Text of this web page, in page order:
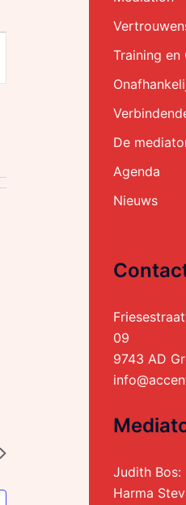
Training en
De
Agenda
Nieuws
09
9743 AD
Judith Bos:
Harma